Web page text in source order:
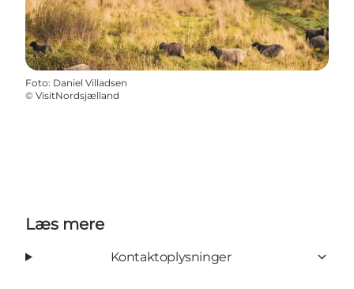
Foto: Daniel Villadsen
© VisitNordsjælland
Læs mere
Kontaktoplysninger